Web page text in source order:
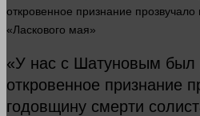
откровенное признание
«Ласкового мая»
«У нас с Шатуновым был
откровенное признание
годовщину смерти